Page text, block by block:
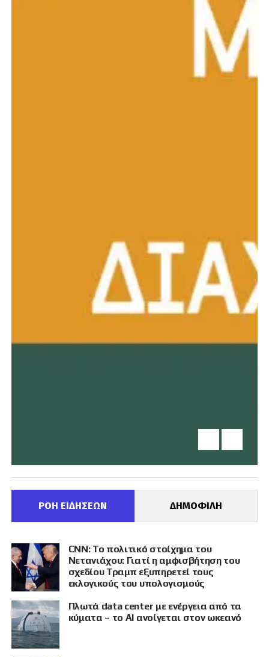
ΡΟΗ ΕΙΔΗΣΕΩΝ ΔΗΜΟΦΙΛΗ
CNN: Το πολιτικό στοίχημα του
Νετανιάχου: Γιατί η αμφισβήτηση του
σχεδίου Τραμπ εξυπηρετεί τους
εκλογικούς του υπολογισμούς
Πλωτά data center με ενέργεια από τα
κύματα – το AI ανοίγεται στον ωκεανό